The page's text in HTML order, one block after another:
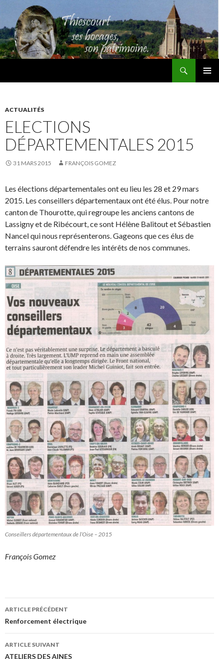
ACTUALITÉS
ELECTIONS
DÉPARTEMENTALES 2015
31 MARS 2015 FRANÇOIS GOMEZ
Les élections départementales ont eu lieu les 28 et 29 mars
2015. Les conseillers départementaux ont été élus. Pour notre
canton de Thourotte, qui regroupe les anciens cantons de
Lassigny et de Ribécourt, ce sont Hélène Balitout et Sébastien
Nancel qui nous représenterons. Gageons que ces élus de
terrains sauront défendre les intérêts de nos communes.
Conseillers départementaux de l’Oise – 2015
François Gomez
Navigation
des
articles
ARTICLE PRÉCÉDENT
Renforcement électrique
ARTICLE SUIVANT
ATELIERS DES AINES